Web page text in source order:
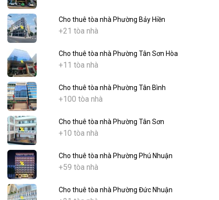
Cho thuê tòa nhà Phường Bảy Hiền
+21 tòa nhà
Cho thuê tòa nhà Phường Tân Sơn Hòa
+11 tòa nhà
Cho thuê tòa nhà Phường Tân Bình
+100 tòa nhà
Cho thuê tòa nhà Phường Tân Sơn
+10 tòa nhà
Cho thuê tòa nhà Phường Phú Nhuận
+59 tòa nhà
Cho thuê tòa nhà Phường Đức Nhuận